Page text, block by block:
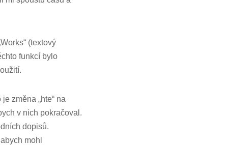
(textový
funkcí bylo
změna „hte“ na
v nich pokračoval.
dopisů.
mohl